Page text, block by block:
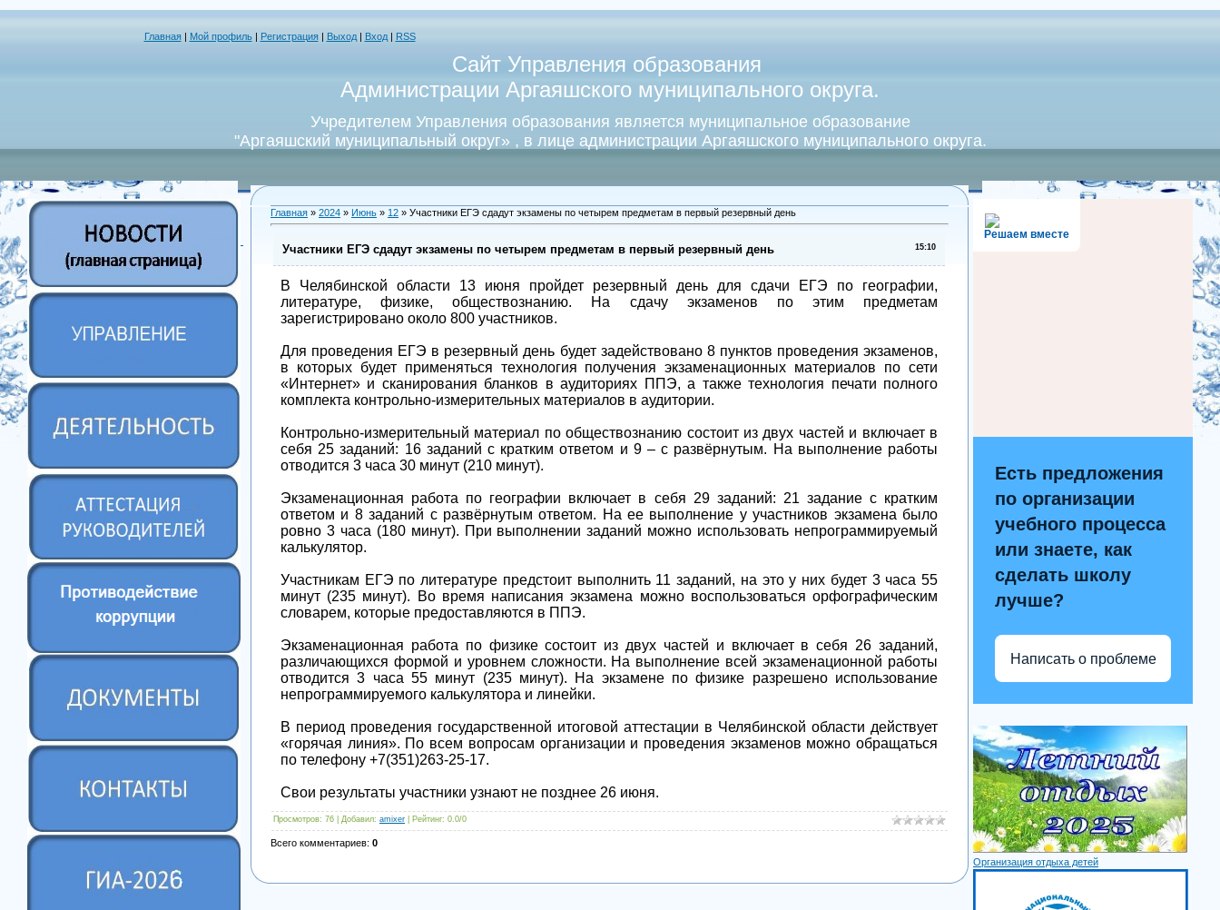
Главная| Мой профиль| Регистрация Выход| Вход RSS
Сайт Управления образования
Администрации Аргаяшского муниципального округа.
Учредителем Управления образования является муниципальное образование
"Аргаяшский муниципальный округ» , в лице администрации Аргаяшского муниципального округа.
Главная » 2024 » Июнь » 12 » Участники ЕГЭ сдадут экзамены по четырем предметам в первый резервный день
15:10
Участники ЕГЭ сдадут экзамены по четырем предметам в первый резервный день
В Челябинской области 13 июня пройдет резервный день для сдачи ЕГЭ по географии,
литературе, физике, обществознанию. На сдачу экзаменов по этим предметам
зарегистрировано около 800 участников.
Для проведения ЕГЭ в резервный день будет задействовано 8 пунктов проведения экзаменов,
в которых будет применяться технология получения экзаменационных материалов по сети
«Интернет» и сканирования бланков в аудиториях ППЭ, а также технология печати полного
комплекта контрольно-измерительных материалов в аудитории.
Контрольно-измерительный материал по обществознанию состоит из двух частей и включает в
себя 25 заданий: 16 заданий с кратким ответом и 9 – с развёрнутым. На выполнение работы
отводится 3 часа 30 минут (210 минут).
Экзаменационная работа по географии включает в себя 29 заданий: 21 задание с кратким
ответом и 8 заданий с развёрнутым ответом. На ее выполнение у участников экзамена было
ровно 3 часа (180 минут). При выполнении заданий можно использовать непрограммируемый
калькулятор.
Участникам ЕГЭ по литературе предстоит выполнить 11 заданий, на это у них будет 3 часа 55
минут (235 минут). Во время написания экзамена можно воспользоваться орфографическим
словарем, которые предоставляются в ППЭ.
Экзаменационная работа по физике состоит из двух частей и включает в себя 26 заданий,
различающихся формой и уровнем сложности. На выполнение всей экзаменационной работы
отводится 3 часа 55 минут (235 минут). На экзамене по физике разрешено использование
непрограммируемого калькулятора и линейки.
В период проведения государственной итоговой аттестации в Челябинской области действует
«горячая линия». По всем вопросам организации и проведения экзаменов можно обращаться
по телефону +7(351)263-25-17.
Свои результаты участники узнают не позднее 26 июня.
Просмотров: 76 | Добавил: amixer Рейтинг: 0.0/0
Всего комментариев: 0
Решаем вместе
Есть предложения
по организации
учебного процесса
или знаете, как
сделать школу
лучше?
Написать о проблеме
Организация отдыха детей